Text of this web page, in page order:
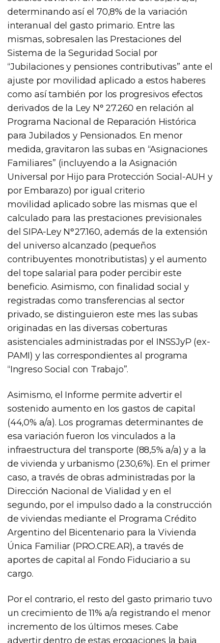
determinando así el 70,8% de la variación
interanual del gasto primario. Entre las
mismas, sobresalen las Prestaciones del
Sistema de la Seguridad Social por
“Jubilaciones y pensiones contributivas” ante el
ajuste por movilidad aplicado a estos haberes
como así también por los progresivos efectos
derivados de la Ley N° 27.260 en relación al
Programa Nacional de Reparación Histórica
para Jubilados y Pensionados. En menor
medida, gravitaron las subas en “Asignaciones
Familiares” (incluyendo a la Asignación
Universal por Hijo para Protección Social-AUH y
por Embarazo) por igual criterio
movilidad aplicado sobre las mismas que el
calculado para las prestaciones previsionales
del SIPA-Ley N°27.160, además de la extensión
del universo alcanzado (pequeños
contribuyentes monotributistas) y el aumento
del tope salarial para poder percibir este
beneficio. Asimismo, con finalidad social y
registradas como transferencias al sector
privado, se distinguieron este mes las subas
originadas en las diversas coberturas
asistenciales administradas por el INSSJyP (ex-
PAMI) y las correspondientes al programa
“Ingreso Social con Trabajo”.
Asimismo, el Informe permite advertir el
sostenido aumento en los gastos de capital
(44,0% a/a). Los programas determinantes de
esa variación fueron los vinculados a la
infraestructura del transporte (88,5% a/a) y a la
de vivienda y urbanismo (230,6%). En el primer
caso, a través de obras administradas por la
Dirección Nacional de Vialidad y en el
segundo, por el impulso dado a la construcción
de viviendas mediante el Programa Crédito
Argentino del Bicentenario para la Vivienda
Única Familiar (PRO.CRE.AR), a través de
aportes de capital al Fondo Fiduciario a su
cargo.
Por el contrario, el resto del gasto primario tuvo
un crecimiento de 11% a/a registrando el menor
incremento de los últimos meses. Cabe
advertir dentro de estas erogaciones la baja